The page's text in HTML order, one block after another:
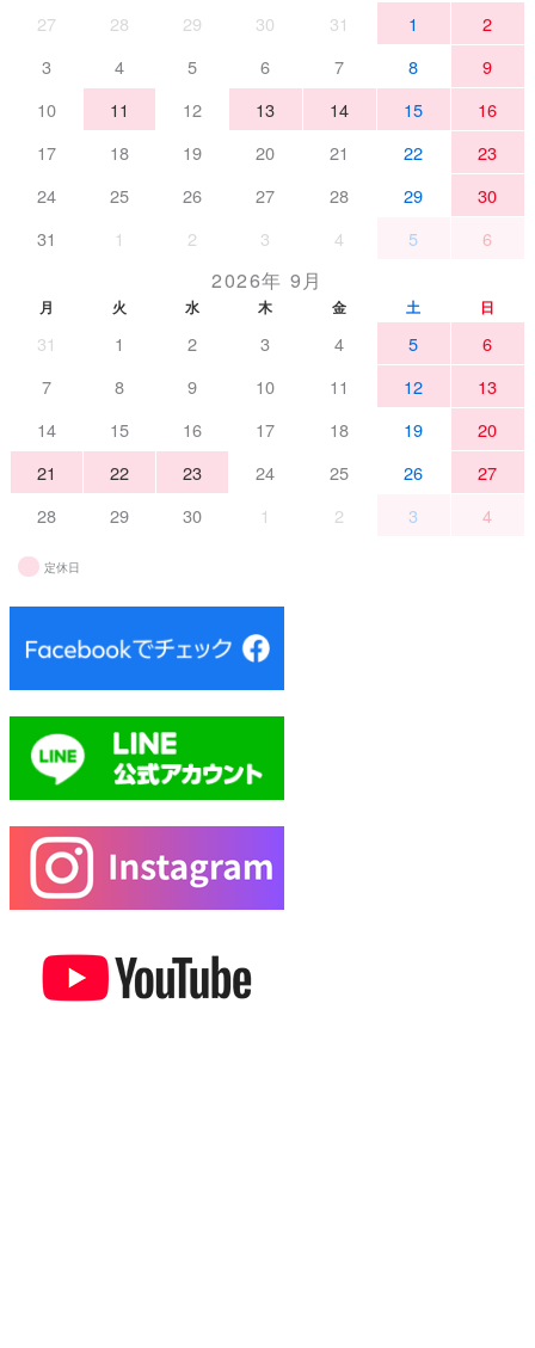
27 28 29 30 31 1
2
3
4 5 6 7 8
9
10
11 12 13 14 15
16
17
18 19 20 21 22
23
24
25 26 27 28 29
30
31
1 2 3 4 5 6
2026年 9月
月 火 水 木 金 土 日
31 1 2 3 4 5
6
7
8 9 10 11 12
13
14
15 16 17 18 19
20
21
22 23 24 25 26
27
28
29 30 1 2 3 4
定休日